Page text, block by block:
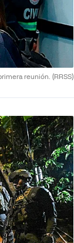
reunión. (RRSS)